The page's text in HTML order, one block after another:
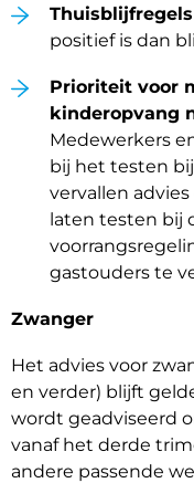
positief is dan
Prioriteit voor
kinderopvang
Medewerkers
bij het testen
vervallen
laten testen bij
gastouders te
Zwanger
Het advies voor
en verder) blijft
wordt geadviseerd
vanaf het derde
andere passende